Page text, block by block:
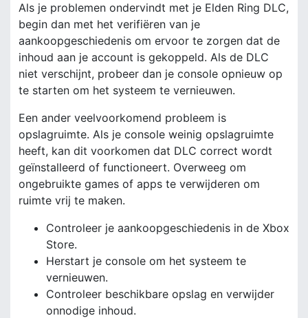
Als je problemen ondervindt met je Elden Ring DLC,
begin dan met het verifiëren van je
aankoopgeschiedenis om ervoor te zorgen dat de
inhoud aan je account is gekoppeld. Als de DLC
niet verschijnt, probeer dan je console opnieuw op
te starten om het systeem te vernieuwen.
Een ander veelvoorkomend probleem is
opslagruimte. Als je console weinig opslagruimte
heeft, kan dit voorkomen dat DLC correct wordt
geïnstalleerd of functioneert. Overweeg om
ongebruikte games of apps te verwijderen om
ruimte vrij te maken.
Controleer je aankoopgeschiedenis in de Xbox
Store.
Herstart je console om het systeem te
vernieuwen.
Controleer beschikbare opslag en verwijder
onnodige inhoud.